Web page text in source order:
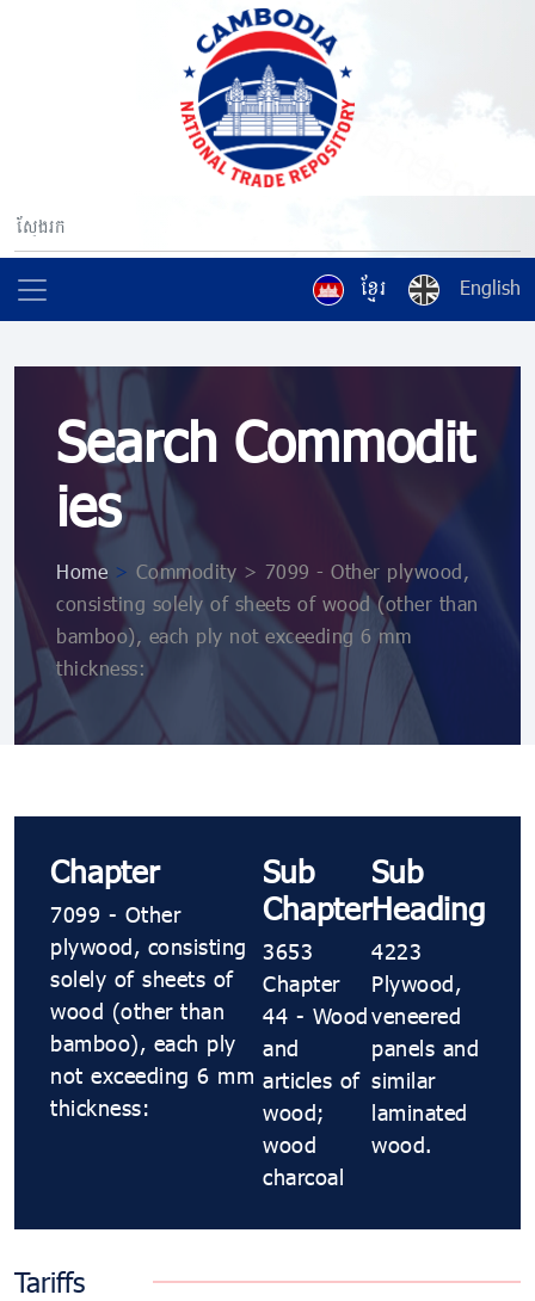
ខ្មែរ English
Search Commodit
ies
Home > Commodity > 7099 - Other plywood,
consisting solely of sheets of wood (other than
bamboo), each ply not exceeding 6 mm
thickness:
Chapter
7099 - Other
plywood, consisting
solely of sheets of
wood (other than
bamboo), each ply
not exceeding 6 mm
thickness:
Sub
Chapter
3653
Chapter
44 - Wood
and
articles of
wood;
wood
charcoal
Sub
Heading
4223
Plywood,
veneered
panels and
similar
laminated
wood.
Tariffs